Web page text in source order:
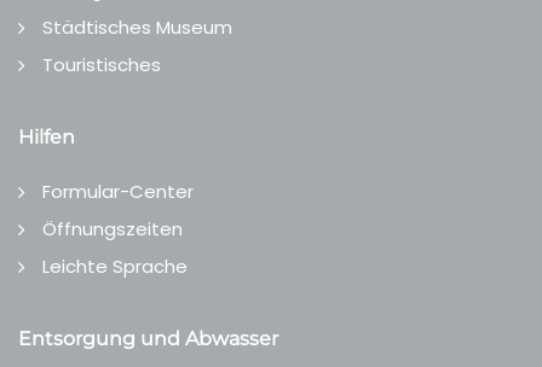
Städtisches Museum
Touristisches
Hilfen
Formular-Center
Öffnungszeiten
Leichte Sprache
Entsorgung und Abwasser